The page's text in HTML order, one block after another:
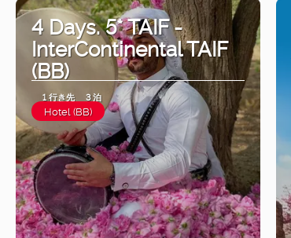
4 Days. 5* TAIF -
InterContinental TAIF
(BB)
1 行き先 3 泊
Hotel (BB)